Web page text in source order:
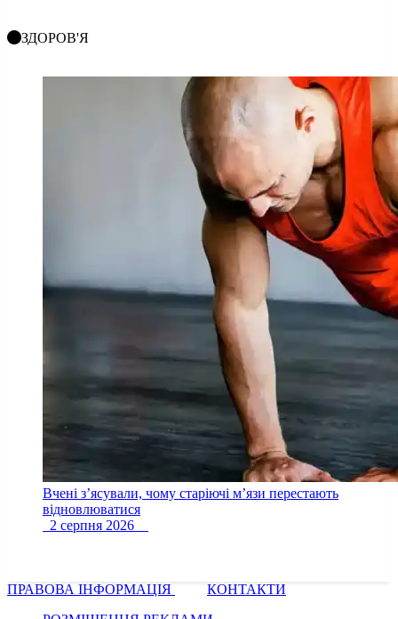
ЗДОРОВ'Я
Вчені з’ясували, чому старіючі м’язи перестають
відновлюватися
2 серпня 2026
ПРАВОВА ІНФОРМАЦІЯ
КОНТАКТИ